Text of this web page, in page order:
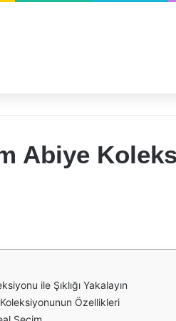
Abiye
ile Şıklığı Yakalayın
Özellikleri